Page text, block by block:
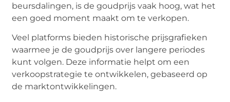
beursdalingen, is de goudprijs vaak hoog, wat het
een goed moment maakt om te verkopen.
Veel platforms bieden historische prijsgrafieken
waarmee je de goudprijs over langere periodes
kunt volgen. Deze informatie helpt om een
verkoopstrategie te ontwikkelen, gebaseerd op
de marktontwikkelingen.